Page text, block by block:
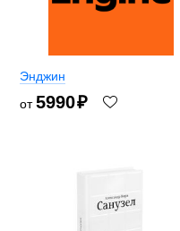
Энджин
от5990₽